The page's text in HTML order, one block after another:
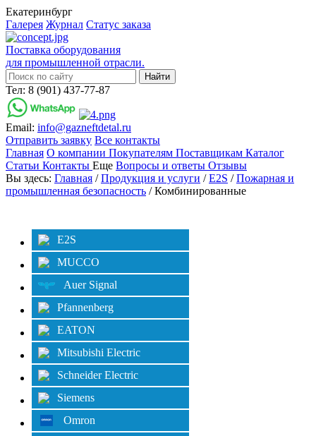
Екатеринбург
Галерея Журнал Статус заказа
Поставка оборудования
для промышленной отрасли.
Тел: 8 (901) 437-77-87
Email: info@gazneftdetal.ru
Отправить заявку Все контакты
Главная О компании Покупателям Поставщикам Каталог
Статьи Контакты Еще Вопросы и ответы Отзывы
Вы здесь: Главная /Продукция и услуги /E2S /Пожарная и
промышленная безопасность / Комбинированные
E2S
MUCCO
Auer Signal
Pfannenberg
EATON
Mitsubishi Electric
Schneider Electric
Siemens
Omron